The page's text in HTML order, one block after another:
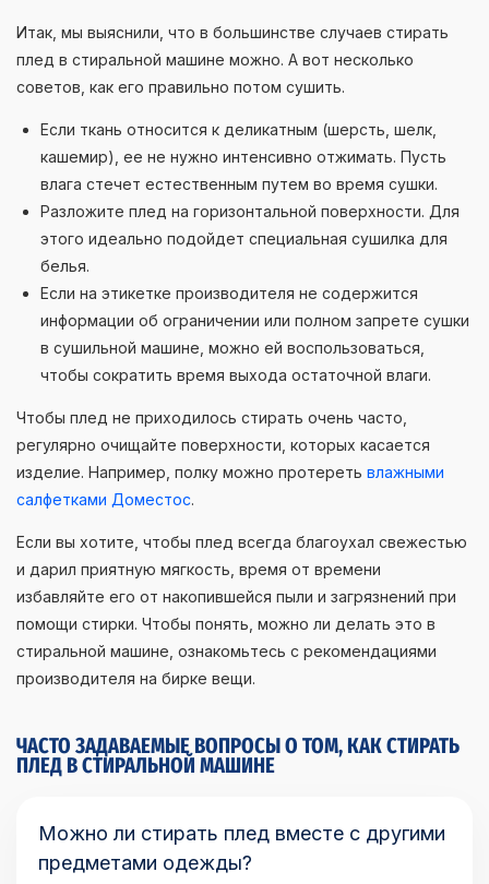
Итак, мы выяснили, что в большинстве случаев стирать
плед в стиральной машине можно. А вот несколько
советов, как его правильно потом сушить.
Если ткань относится к деликатным (шерсть, шелк,
кашемир), ее не нужно интенсивно отжимать. Пусть
влага стечет естественным путем во время сушки.
Разложите плед на горизонтальной поверхности. Для
этого идеально подойдет специальная сушилка для
белья.
Если на этикетке производителя не содержится
информации об ограничении или полном запрете сушки
в сушильной машине, можно ей воспользоваться,
чтобы сократить время выхода остаточной влаги.
Чтобы плед не приходилось стирать очень часто,
регулярно очищайте поверхности, которых касается
изделие. Например, полку можно протереть влажными
салфетками Доместос.
Если вы хотите, чтобы плед всегда благоухал свежестью
и дарил приятную мягкость, время от времени
избавляйте его от накопившейся пыли и загрязнений при
помощи стирки. Чтобы понять, можно ли делать это в
стиральной машине, ознакомьтесь с рекомендациями
производителя на бирке вещи.
ЧАСТО ЗАДАВАЕМЫЕ ВОПРОСЫ О ТОМ, КАК СТИРАТЬ
ПЛЕД В СТИРАЛЬНОЙ МАШИНЕ
Можно ли стирать плед вместе с другими
предметами одежды?